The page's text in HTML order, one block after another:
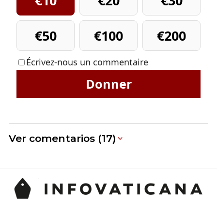
€50
€100 €200
Écrivez-nous un commentaire
Donner
Ver comentarios (17)